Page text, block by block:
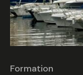
Formation